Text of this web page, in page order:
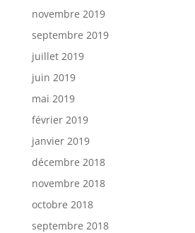
novembre 2019
septembre 2019
juillet 2019
juin 2019
mai 2019
février 2019
janvier 2019
décembre 2018
novembre 2018
octobre 2018
septembre 2018